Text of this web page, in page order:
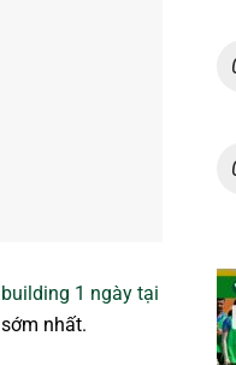
1 ngày tại
nhất.